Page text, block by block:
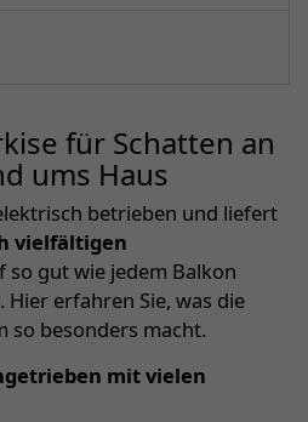
für Schatten an
ums Haus
betrieben und liefert
vielfältigen
so gut wie jedem Balkon
erfahren Sie, was die
so besonders macht.
mit vielen